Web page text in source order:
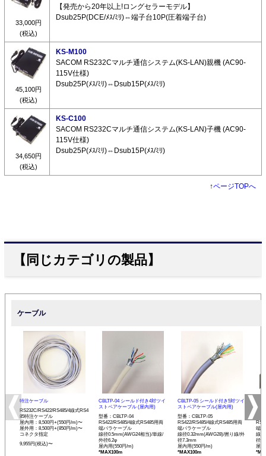
33,000円
(税込)
【発売から20年以上!ロングセラーモデル】
Dsub25P(DCE/ﾒｽ/ﾐﾘ)⇔端子台10P(圧着端子台)
45,100円
(税込)
KS-M100
SACOM RS232Cマルチ通信システム(KS-LAN)親機 (AC90-
115V仕様)
Dsub25P(ﾒｽ/ﾐﾘ)⇔Dsub15P(ﾒｽ/ﾐﾘ)
34,650円
(税込)
KS-C100
SACOM RS232Cマルチ通信システム(KS-LAN)子機 (AC90-
115V仕様)
Dsub25P(ﾒｽ/ﾐﾘ)⇔Dsub15P(ﾒｽ/ﾐﾘ)
↑ページTOPへ
【同じカテゴリの製品】
ケーブル
特注ケーブル
RS232C/RS422/RS485/4線式RS4
85特注ケーブル
屋内用：8,500円+(550円/m)〜
屋外用：8,500円+(850円/m)〜
コネクタ指定
9,955円(税込)〜
CBLTP-04 シールド付き4対ツイ
ストペアケーブル (屋内用)
型番：CBLTP-04
RS422/RS485/4線式RS485用両
端バラケーブル
線径0.5mm(AWG24相当)/単線/
外径6.2φ
屋内用(550円/m)
*MAX100m
CBLTP-05 シールド付き5対ツイ
ストペアケーブル(屋内用)
型番：CBLTP-05
RS422/RS485/4線式RS485用両
端バラケーブル
線径0.32mm(AWG28)/撚り線/外
径7.3mm
屋内用(550円/m)
*MAX100m
イ
端
線
径
屋